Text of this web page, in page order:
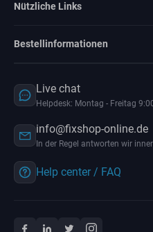
Nützliche Links
Bestellinformationen
Live chat
Helpdesk: Montag - Freitag
info@fixshop-online.de
In der Regel antworten wir
Help center / FAQ